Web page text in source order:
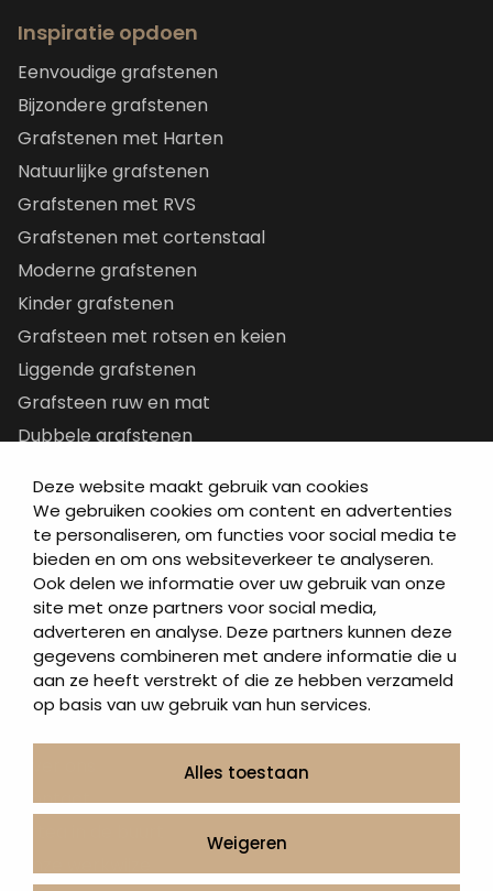
Deze website maakt gebruik van cookies
We gebruiken cookies om content en advertenties
te personaliseren, om functies voor social media te
bieden en om ons websiteverkeer te analyseren.
Ook delen we informatie over uw gebruik van onze
site met onze partners voor social media,
adverteren en analyse. Deze partners kunnen deze
gegevens combineren met andere informatie die u
aan ze heeft verstrekt of die ze hebben verzameld
op basis van uw gebruik van hun services.
Alles toestaan
Weigeren
Inspiratie opdoen
Eenvoudige grafstenen
Bijzondere grafstenen
Grafstenen met Harten
Natuurlijke grafstenen
Grafstenen met RVS
Grafstenen met cortenstaal
Moderne grafstenen
Kinder grafstenen
Grafsteen met rotsen en keien
Liggende grafstenen
Grafsteen ruw en mat
Dubbele grafstenen
Letterplaten
Grafzerken kopen
Direct naar
Grafstenen
As artikelen
Urngrafmonumenten
Contact